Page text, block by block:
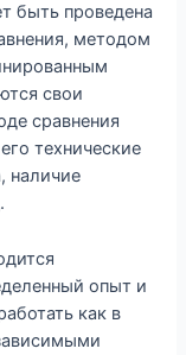
быть проведена
методом
свои
сравнения
технические
наличие
опыт и
как в